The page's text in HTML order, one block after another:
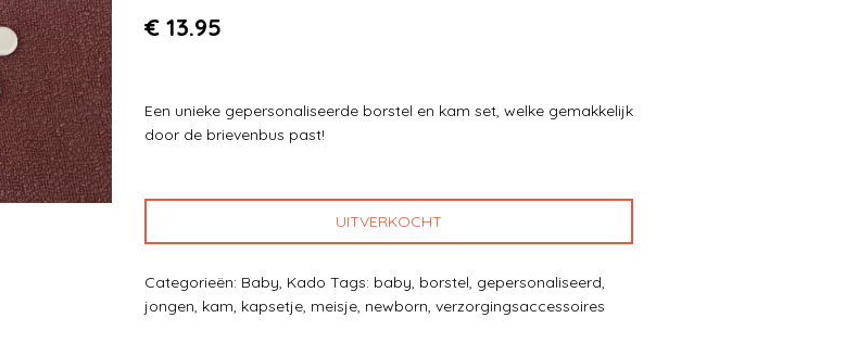
€ 13.95
Een unieke gepersonaliseerde borstel en kam set, welke gemakkelijk
door de brievenbus past!
UITVERKOCHT
Categorieën: Baby, Kado Tags: baby, borstel, gepersonaliseerd,
jongen, kam, kapsetje, meisje, newborn, verzorgingsaccessoires